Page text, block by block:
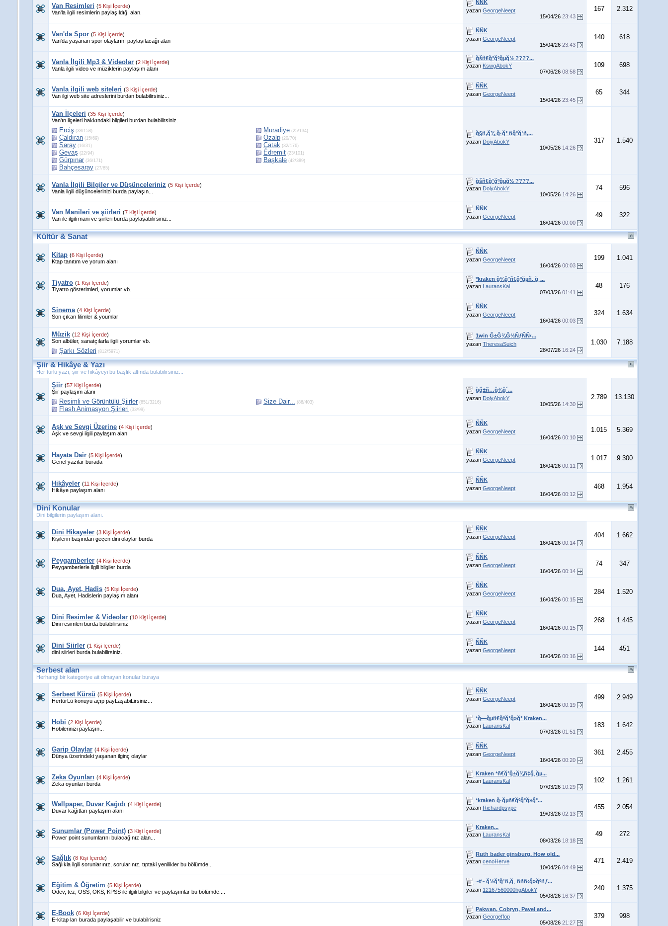
Van Resimleri (5 Kişi İçerde)
Van'la ilgili resimlerin paylaşıldığı alan.
ÑÑK
yazan GeorgeNeept
15/04/26 23:43
167 2.312
Van'da Spor (5 Kişi İçerde)
Van'da yaşanan spor olaylarını paylaşılacağı alan
ÑÑK
yazan GeorgeNeept
15/04/26 23:43
140 618
Vanla İlgili Mp3 & Videolar (2 Kişi İçerde)
Vanla ilgili video ve müziklerin paylaşım alanı
ğšñ€ğ°ğºğµğ½ ????...
yazan KswgAbokY
07/06/26 08:58
109 698
Vanla ilgili web siteleri (3 Kişi İçerde)
Van ilgi web site adreslerini burdan bulabilirsiniz...
ÑÑK
yazan GeorgeNeept
15/04/26 23:45
65 344
Van İlçeleri (35 Kişi İçerde)
Van'ın ilçeleri hakkındaki bilgileri burdan bulabilirsiniz.
Erciş (38/158) Muradiye (25/134)
Çaldıran (15/69) Özalp (20/70)
Saray (16/31) Çatak (32/176)
Gevaş (22/94) Edremit (23/101)
Gürpınar (36/171) Başkale (42/389)
Bahçesaray (27/85)
ğ§ñ‚ğ¾ ğ·ğ° ñğ°ğ¹ñ‚...
yazan DoiyAbokY
10/05/26 14:26
317 1.540
Vanla İlgili Bilgiler ve Düşünceleriniz (5 Kişi İçerde)
Vanla ilgili düşüncelerinizi burda paylaşın...
ğšñ€ğ°ğºğµğ½ ????...
yazan DoiyAbokY
10/05/26 14:26
74 596
Van Manileri ve şiirleri (7 Kişi İçerde)
Van ile ilgili mani ve şiirleri burda paylaşabilirsiniz...
ÑÑK
yazan GeorgeNeept
16/04/26 00:00
49 322
Kültür & Sanat
Kitap (6 Kişi İçerde)
Ktap tanıtım ve yorum alanı
ÑÑK
yazan GeorgeNeept
16/04/26 00:03
199 1.041
Tiyatro (1 Kişi İçerde)
Tiyatro gösterimleri, yorumlar vb.
*kraken ğ¼ğ°ñ€ğºğµñ‚ ğ¸...
yazan LauransKal
07/03/26 01:41
48 176
Sinema (4 Kişi İçerde)
Son çıkan filimler & youmlar
ÑÑK
yazan GeorgeNeept
16/04/26 00:03
324 1.634
Müzik (12 Kişi İçerde)
Son albüler, sanatçılarla ilgili yorumlar vb.
Şarkı Sözleri (812/5971)
1win Ğ±Ğ¾Ğ½ÑƒÑÑ‹...
yazan TheresaSuich
28/07/26 16:24
1.030 7.188
Şiir & Hikâye & Yazı
Her türlü yazı, şiir ve hikâyeyi bu başlık altında bulabilirsiniz...
Şiir (57 Kişi İçerde)
Şiir paylaşım alanı
Resimli ve Görüntülü Şiirler (651/3216) Size Dair... (86/403)
Flash Animasyon Şiirleri (33/99)
ğğ±ñ…ğ¾ğ´...
yazan DoiyAbokY
10/05/26 14:30
2.789 13.130
Aşk ve Sevgi Üzerine (4 Kişi İçerde)
Aşk ve sevgi ilgili paylaşım alanı
ÑÑK
yazan GeorgeNeept
16/04/26 00:10
1.015 5.369
Hayata Dair (5 Kişi İçerde)
Genel yazılar burada
ÑÑK
yazan GeorgeNeept
16/04/26 00:11
1.017 9.300
Hikâyeler (11 Kişi İçerde)
Hikâye paylaşım alanı
ÑÑK
yazan GeorgeNeept
16/04/26 00:12
468 1.954
Dini Konular
Dini bilgilerin paylaşım alanı.
Dini Hikayeler (3 Kişi İçerde)
Kişilerin başından geçen dini olaylar burda
ÑÑK
yazan GeorgeNeept
16/04/26 00:14
404 1.662
Peygamberler (4 Kişi İçerde)
Peygamberlerle ilgili bilgiler burda
ÑÑK
yazan GeorgeNeept
16/04/26 00:14
74 347
Dua, Ayet, Hadis (5 Kişi İçerde)
Dua, Ayet, Hadislerin paylaşım alanı
ÑÑK
yazan GeorgeNeept
16/04/26 00:15
284 1.520
Dini Resimler & Videolar (10 Kişi İçerde)
Dini resimleri burda bulabilirsiniz
ÑÑK
yazan GeorgeNeept
16/04/26 00:15
268 1.445
Dini Siirler (1 Kişi İçerde)
dini siirleri burda bulabilirsiniz.
ÑÑK
yazan GeorgeNeept
16/04/26 00:16
144 451
Serbest alan
Herhangi bir kategoriye ait olmayan konular buraya
Serbest Kürsü (5 Kişi İçerde)
HertürLü konuyu açıp payLaşabiLirsiniz...
ÑÑK
yazan GeorgeNeept
16/04/26 00:19
499 2.949
Hobi (2 Kişi İçerde)
Hobilerinizi paylaşın...
*ğ—ğµñ€ğºğ°ğ»ğ° Kraken...
yazan LauransKal
07/03/26 01:51
183 1.642
Garip Olaylar (4 Kişi İçerde)
Dünya üzerindeki yaşanan ilginç olaylar
ÑÑK
yazan GeorgeNeept
16/04/26 00:20
361 2.455
Zeka Oyunları (4 Kişi İçerde)
Zeka oyunları burda
Kraken *ñ€ğ°ğ±ğ¾ñ‡ğ¸ğµ...
yazan LauransKal
07/03/26 10:29
102 1.261
Wallpaper, Duvar Kağıdı (4 Kişi İçerde)
Duvar kağıtları paylaşım alanı
*kraken ğ·ğµñ€ğºğ°ğ»ğ°...
yazan Richardpsype
19/03/26 02:13
455 2.054
Sunumlar (Power Point) (3 Kişi İçerde)
Power point sunumlarını bulacağınız alan...
Kraken...
yazan LauransKal
08/03/26 18:18
49 272
Sağlık (8 Kişi İçerde)
Sağlıkla ilgili sorunlarınız, sorularınız, tıptaki yenilikler bu bölümde...
Ruth bader ginsburg. How old...
yazan cenoHerve
10/04/26 04:49
471 2.419
Eğitim & Öğretim (5 Kişi İçerde)
Ödev, tez, ÖSS, OKS, KPSS ile ilgili bilgiler ve paylaşımlar bu bölümde....
~#~ ğ½ğ°ğ¹ñ‚ğ¸ ñññ‹ğ»ğºñƒ...
yazan 12167560000hgAbokY
05/08/26 16:37
240 1.375
E-Book (6 Kişi İçerde)
E-kitap ları burada paylaşabilir ve bulabilrisniz
Pakwan, Cobryn, Pavel and...
yazan Georgeffop
05/08/26 21:27
379 998